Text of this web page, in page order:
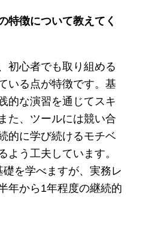
徴について教えてく
初心者でも取り組める
いる点が特徴です。基
的な演習を通じてスキ
た、ツールには競い合
的に学び続けるモチベ
よう工夫しています。
を学べますが、実務レ
年から1年程度の継続的